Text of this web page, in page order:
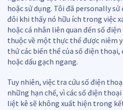
hoặc sử dụng. Tôi đã personally
đôi khi thấy nó hữu ích trong việc
hoặc cá nhân liên quan đến số
thuộc về một thực thể được niêm
thử các biến thể của số điện thoại,
hoặc dấu gạch ngang.
Tuy nhiên, việc tra cứu số điện
những hạn chế, vì các số điện
liệt kê sẽ không xuất hiện trong